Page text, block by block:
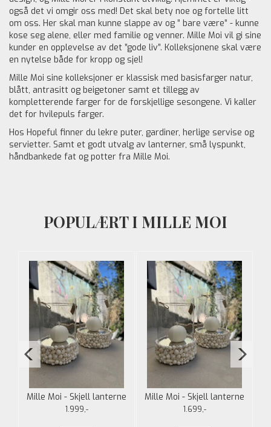
også det vi omgir oss med! Det skal bety noe og fortelle litt
om oss. Her skal man kunne slappe av og ” bare være” - kunne
kose seg alene, eller med familie og venner. Mille Moi vil gi sine
kunder en opplevelse av det ”gode liv”. Kolleksjonene skal være
en nytelse både for kropp og sjel!
Mille Moi sine kolleksjoner er klassisk med basisfarger natur,
blått, antrasitt og beigetoner samt et tillegg av
kompletterende farger for de forskjellige sesongene. Vi kaller
det for hvilepuls farger.
Hos Hopeful finner du lekre puter, gardiner, herlige servise og
servietter. Samt et godt utvalg av lanterner, små lyspunkt,
håndbankede fat og potter fra Mille Moi.
POPULÆRT I MILLE MOI
Mille Moi - Skjell lanterne
XL
1.999,-
Mille Moi - Skjell lanterne
L
1.699,-